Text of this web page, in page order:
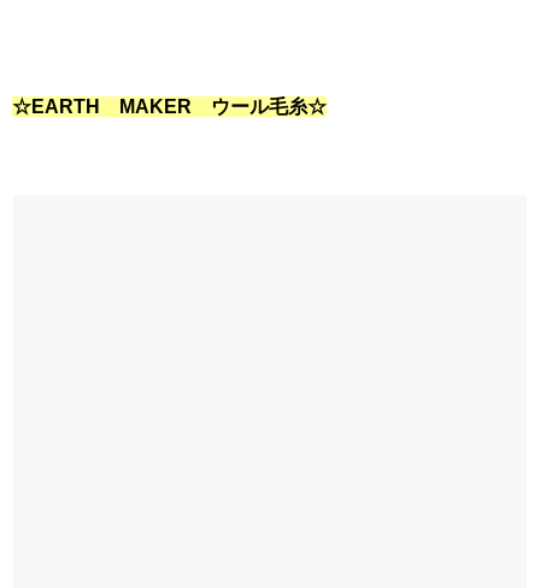
☆EARTH MAKER ウール毛糸☆